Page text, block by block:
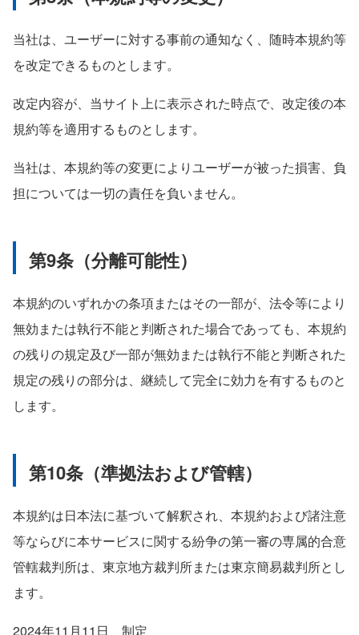
当社は、ユーザーに対する事前の通知なく、随時本規約等
を改定できるものとします。
改定内容が、当サイト上に表示された時点で、改定後の本
規約等を適用するものとします。
当社は、本規約等の変更によりユーザーが被った損害、負
担については一切の責任を負いません。
第9条（分離可能性）
本規約のいずれかの条項またはその一部が、法令等により
無効または執行不能と判断された場合であっても、本規約
の残りの規定及び一部が無効または執行不能と判断された
規定の残りの部分は、継続して完全に効力を有するものと
します。
第10条（準拠法および管轄）
本規約は日本法に基づいて解釈され、本規約および諸注意
等ならびに本サービスに関する紛争の第一審の専属的合意
管轄裁判所は、東京地方裁判所または東京簡易裁判所とし
ます。
2024年11月11日 制定